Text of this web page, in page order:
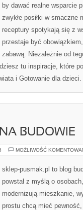
by dawać realne wsparcie
zwykłe posiłki w smaczne
receptury spotykają się z
przestaje być
zabawą. Niezależnie od
tu inspiracje, które
i Gotowanie dla
BUDOWIE
MOŻLIWOŚĆ
sklep-pusmak.pl to blog
powstał z myślą o
modernizują mieszkanie,
prostu chcą mieć